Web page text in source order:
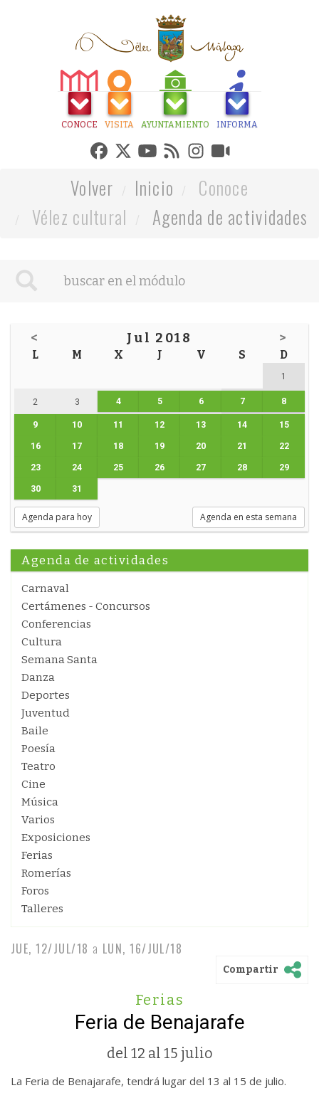
CONOCE VISITA AYUNTAMIENTO INFORMA
Volver Inicio
Conoce
Vélez cultural
Agenda de actividades
< Jul 2018 >
L M X J V S D
1
2 3 4 5 6 7 8
9 10 11 12 13 14 15
16 17 18 19 20 21 22
23 24 25 26 27 28 29
30 31
Agenda para hoy Agenda en esta semana
Agenda de actividades
Carnaval
Certámenes - Concursos
Conferencias
Cultura
Semana Santa
Danza
Deportes
Juventud
Baile
Poesía
Teatro
Cine
Música
Varios
Exposiciones
Ferias
Romerías
Foros
Talleres
JUE, 12/JUL/18 a LUN, 16/JUL/18
Compartir
Ferias
Feria de Benajarafe
del 12 al 15 julio
La Feria de Benajarafe, tendrá lugar del 13 al 15 de julio.